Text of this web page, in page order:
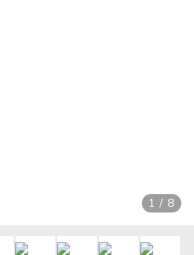
1 / 8